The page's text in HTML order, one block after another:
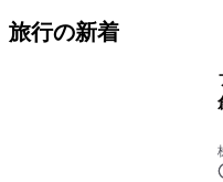
旅行の新着